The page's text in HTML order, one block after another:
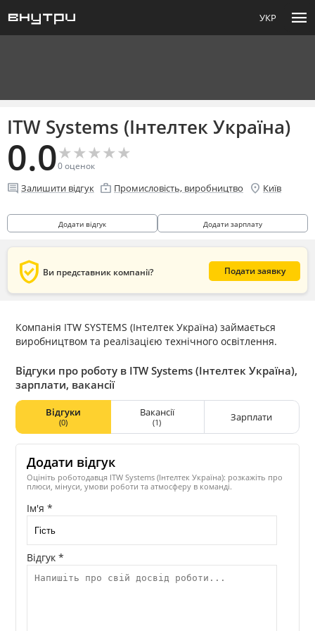
УКР menu
ITW Systems (Інтелтек Україна)
0.0★
★★
★★
★★
★★
★
0оценок
comment Залишити відгук enterprise Промисловість, виробництво location_on Київ
Додати відгук Додати зарплату
verified_user Ви представник компанії? Подати заявку
Компанія ITW SYSTEMS (Інтелтек Україна) займається
виробництвом та реалізацією технічного освітлення.
Відгуки про роботу в ITW Systems (Інтелтек Україна),
зарплати, вакансії
Відгуки
(0)
Вакансії
(1) Зарплати
Додати відгук
Оцініть роботодавця ITW Systems (Інтелтек Україна): розкажіть про
плюси, мінуси, умови роботи та атмосферу в команді.
Ім'я *
Відгук *